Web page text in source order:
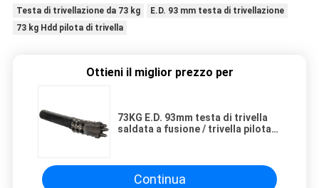
Testa di trivellazione da 73 kg
E.D. 93 mm testa di trivellazione
73 kg Hdd pilota di trivella
Ottieni il miglior prezzo per
73KG E.D. 93mm testa di trivella
saldata a fusione / trivella pilota
Continua